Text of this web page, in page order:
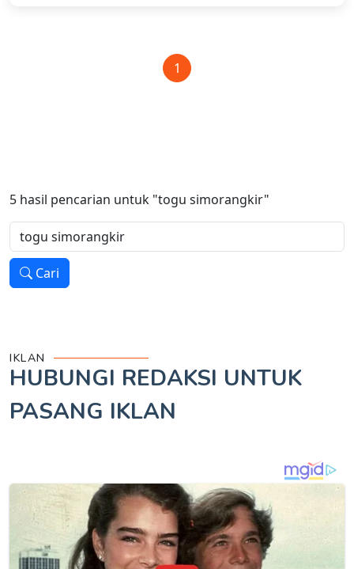
1
5 hasil pencarian untuk "togu simorangkir"
Cari
IKLAN
HUBUNGI REDAKSI UNTUK
PASANG IKLAN